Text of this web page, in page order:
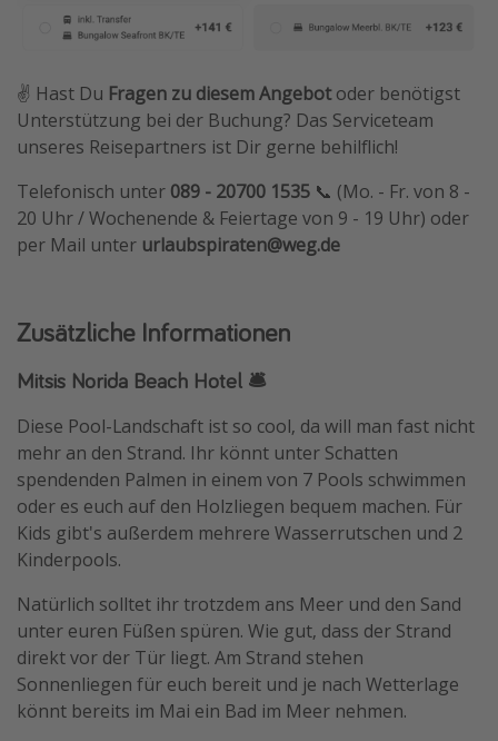
✌️ Hast Du Fragen zu diesem Angebotoder benötigst
Unterstützung bei der Buchung? Das Serviceteam
unseres Reisepartners ist Dir gerne behilflich!
Telefonisch unter 089 - 20700 1535 📞 (Mo. - Fr. von 8 -
20 Uhr / Wochenende & Feiertage von 9 - 19 Uhr) oder
per Mail unter urlaubspiraten@weg.de
Zusätzliche Informationen
Mitsis Norida Beach Hotel 🛎️
Diese Pool-Landschaft ist so cool, da will man fast nicht
mehr an den Strand. Ihr könnt unter Schatten
spendenden Palmen in einem von 7 Pools schwimmen
oder es euch auf den Holzliegen bequem machen. Für
Kids gibt's außerdem mehrere Wasserrutschen und 2
Kinderpools.
Natürlich solltet ihr trotzdem ans Meer und den Sand
unter euren Füßen spüren. Wie gut, dass der Strand
direkt vor der Tür liegt. Am Strand stehen
Sonnenliegen für euch bereit und je nach Wetterlage
könnt bereits im Mai ein Bad im Meer nehmen.